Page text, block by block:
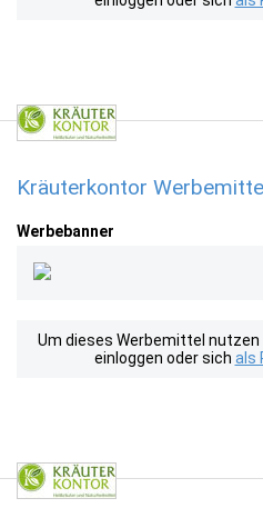
Kräuterkontor
Werbebanner
Um dieses Werbemittel
einloggen oder sich als